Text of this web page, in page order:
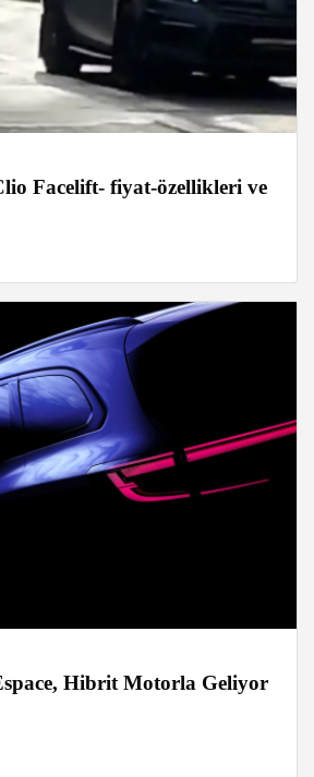
Facelift- fiyat-özellikleri ve
Hibrit Motorla Geliyor